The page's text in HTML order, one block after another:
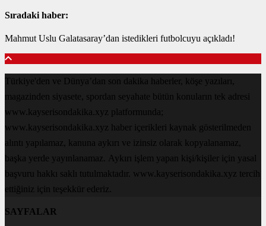
Sıradaki haber:
Mahmut Uslu Galatasaray’dan istedikleri futbolcuyu açıkladı!
Türkiye'den ve Dünya’dan son dakika haberler, köşe yazıları,
magazinden siyasete, spordan seyahate bütün konuların tek adresi
www.kayserisondakika.xyz platformunda;
www.kayserisondakika.xyz haber içerikleri kaynak gösterilmeden
alıntı yapılamaz, kanuna aykırı ve izinsiz olarak kopyalanamaz,
başka yerde yayınlanamaz. Aykırı işlem yapan kişi/kişiler için yasal
başvuru hakkı saklı tutulmaktadır. www.kayserisondakika.xyz tercih
ettiğiniz için teşekkür ederiz.
SAYFALAR